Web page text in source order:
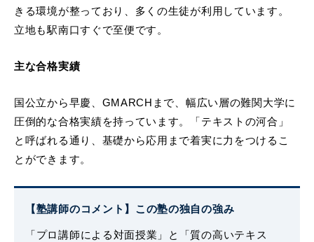
きる環境が整っており、多くの生徒が利用しています。
立地も駅南口すぐで至便です。
主な合格実績
国公立から早慶、GMARCHまで、幅広い層の難関大学に
圧倒的な合格実績を持っています。「テキストの河合」
と呼ばれる通り、基礎から応用まで着実に力をつけるこ
とができます。
【塾講師のコメント】この塾の独自の強み
「プロ講師による対面授業」と「質の高いテキス